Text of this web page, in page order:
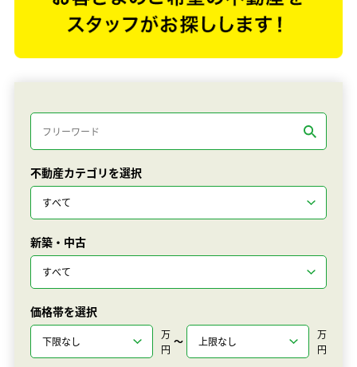
不動産カテゴリを選択
新築・中古
価格帯を選択
万
円
〜
万
円